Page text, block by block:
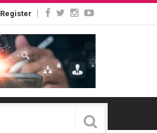
Register